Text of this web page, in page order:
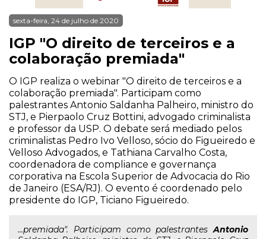
sexta-feira, 24 de julho de 2020
IGP "O direito de terceiros e a
colaboração premiada"
O IGP realiza o webinar "O direito de terceiros e a
colaboração premiada". Participam como
palestrantes Antonio Saldanha Palheiro, ministro do
STJ, e Pierpaolo Cruz Bottini, advogado criminalista
e professor da USP. O debate será mediado pelos
criminalistas Pedro Ivo Velloso, sócio do Figueiredo e
Velloso Advogados, e Tathiana Carvalho Costa,
coordenadora de compliance e governança
corporativa na Escola Superior de Advocacia do Rio
de Janeiro (ESA/RJ). O evento é coordenado pelo
presidente do IGP, Ticiano Figueiredo.
...premiada". Participam como palestrantesAntonio